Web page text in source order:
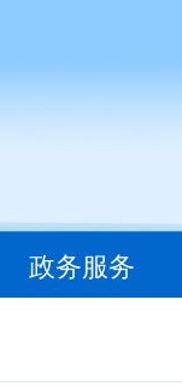
政务服务